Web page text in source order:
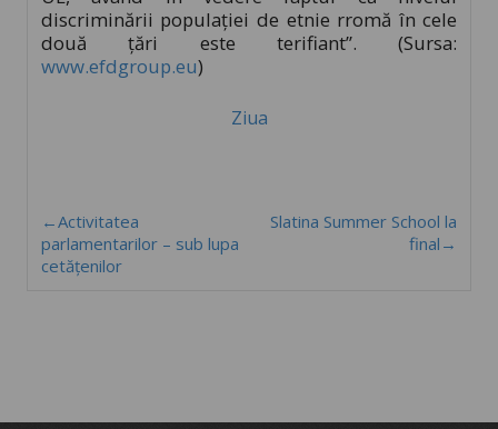
discriminării populaţiei de etnie rromă în cele
două ţări este terifiant”. (Sursa:
www.efdgroup.eu)
Ziua
←Activitatea
parlamentarilor – sub lupa
cetăţenilor
Slatina Summer School la
final→